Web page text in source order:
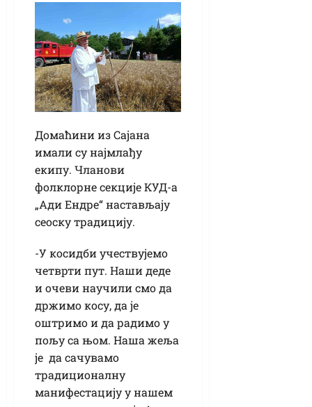
Домаћини из Сајана
имали су најмлађу
екипу. Чланови
фолклорне секције КУД-а
„Ади Ендре“ настављају
сеоску традицију.
-У косидби учествујемо
четврти пут. Наши деде
и очеви научили смо да
држимо косу, да је
оштримо и да радимо у
пољу са њом. Наша жеља
је да сачувамо
традиционалну
манифестацију у нашем